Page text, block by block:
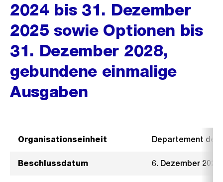
2024 bis 31. Dezember
2025 sowie Optionen bis
31. Dezember 2028,
gebundene einmalige
Ausgaben
Organisationseinheit Departement der
Beschlussdatum 6. Dezember 2023